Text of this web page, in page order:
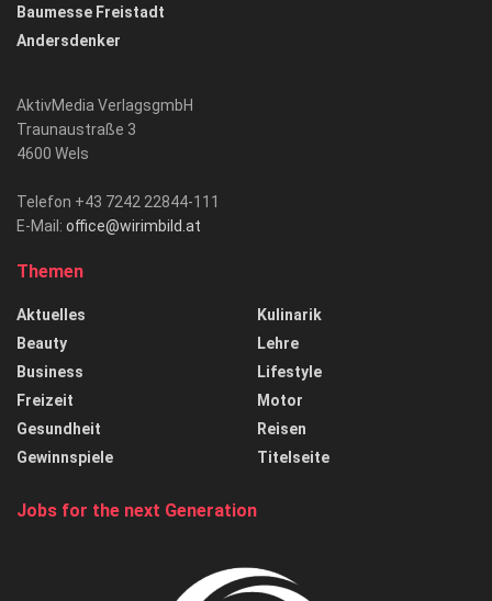
Baumesse Freistadt
Andersdenker
AktivMedia VerlagsgmbH
Traunaustraße 3
4600 Wels
Telefon +43 7242 22844-111
E-Mail: office@wirimbild.at
Themen
Aktuelles
Beauty
Business
Freizeit
Gesundheit
Gewinnspiele
Kulinarik
Lehre
Lifestyle
Motor
Reisen
Titelseite
Jobs for the next Generation